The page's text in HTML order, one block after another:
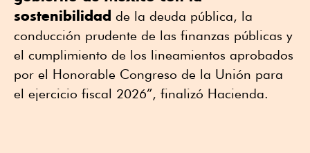
sostenibilidad de la deuda pública, la
conducción prudente de las finanzas públicas y
el cumplimiento de los lineamientos aprobados
por el Honorable Congreso de la Unión para
el ejercicio fiscal 2026”, finalizó Hacienda.